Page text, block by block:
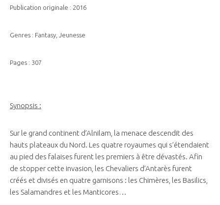
Publication originale : 2016
Genres : Fantasy, Jeunesse
Pages : 307
Synopsis :
Sur le grand continent d’Alnilam, la menace descendit des
hauts plateaux du Nord. Les quatre royaumes qui s’étendaient
au pied des falaises furent les premiers à être dévastés. Afin
de stopper cette invasion, les Chevaliers d’Antarès furent
créés et divisés en quatre garnisons : les Chimères, les Basilics,
les Salamandres et les Manticores…